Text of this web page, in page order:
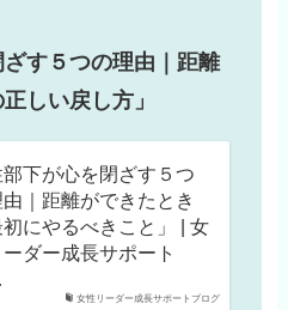
ざす５つの理由｜距離
しい戻し方」
女性リーダー成長サポートブログ
下が心を閉ざす５つ
｜距離ができたとき
初にやるべきこと」 | 女
ダー成長サポート